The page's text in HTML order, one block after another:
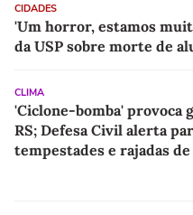
CIDADES
'Um horror, estamos
da USP sobre morte de
CLIMA
'Ciclone-bomba' provoca
RS; Defesa Civil alerta
tempestades e rajadas